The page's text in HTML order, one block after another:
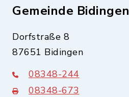
Gemeinde Bidingen
Dorfstraße 8
87651 Bidingen
08348-244
08348-673